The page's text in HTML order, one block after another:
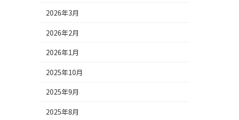
2026年3月
2026年2月
2026年1月
2025年10月
2025年9月
2025年8月